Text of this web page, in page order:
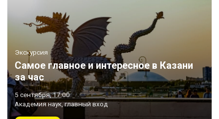
Экскурсия
Самое главное и интересное в Казани
за час
5 сентября, 17:00
Академия наук, главный вход